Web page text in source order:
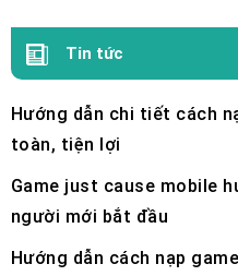
Tin tức
Hướng dẫn chi tiết cách
toàn, tiện lợi
Game just cause mobile
người mới bắt đầu
Hướng dẫn cách nạp